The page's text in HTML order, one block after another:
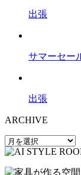
出張
サマーセー
出張
ARCHIVE